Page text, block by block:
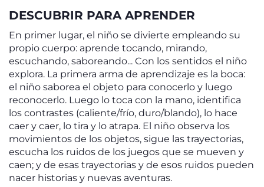
DESCUBRIR PARA APRENDER
En primer lugar, el niño se divierte empleando su
propio cuerpo: aprende tocando, mirando,
escuchando, saboreando... Con los sentidos el niño
explora. La primera arma de aprendizaje es la boca:
el niño saborea el objeto para conocerlo y luego
reconocerlo. Luego lo toca con la mano, identifica
los contrastes (caliente/frío, duro/blando), lo hace
caer y caer, lo tira y lo atrapa. El niño observa los
movimientos de los objetos, sigue las trayectorias,
escucha los ruidos de los juegos que se mueven y
caen; y de esas trayectorias y de esos ruidos pueden
nacer historias y nuevas aventuras.